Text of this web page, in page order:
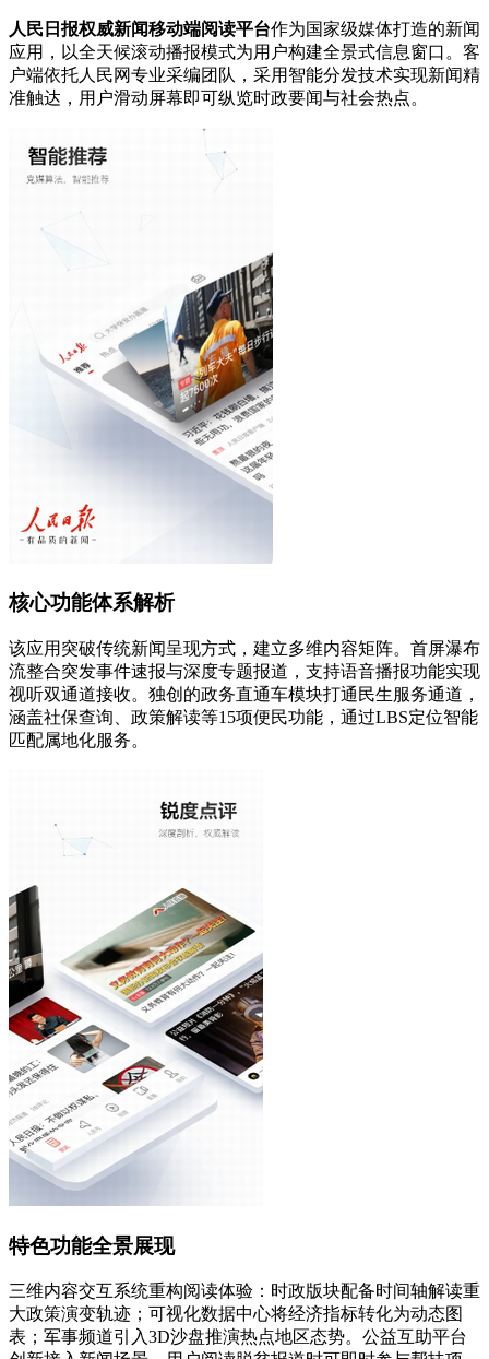
人民日报权威新闻移动端阅读平台作为国家级媒体打造的新闻
应用，以全天候滚动播报模式为用户构建全景式信息窗口。客
户端依托人民网专业采编团队，采用智能分发技术实现新闻精
准触达，用户滑动屏幕即可纵览时政要闻与社会热点。
核心功能体系解析
该应用突破传统新闻呈现方式，建立多维内容矩阵。首屏瀑布
流整合突发事件速报与深度专题报道，支持语音播报功能实现
视听双通道接收。独创的政务直通车模块打通民生服务通道，
涵盖社保查询、政策解读等15项便民功能，通过LBS定位智能
匹配属地化服务。
特色功能全景展现
三维内容交互系统重构阅读体验：时政版块配备时间轴解读重
大政策演变轨迹；可视化数据中心将经济指标转化为动态图
表；军事频道引入3D沙盘推演热点地区态势。公益互助平台